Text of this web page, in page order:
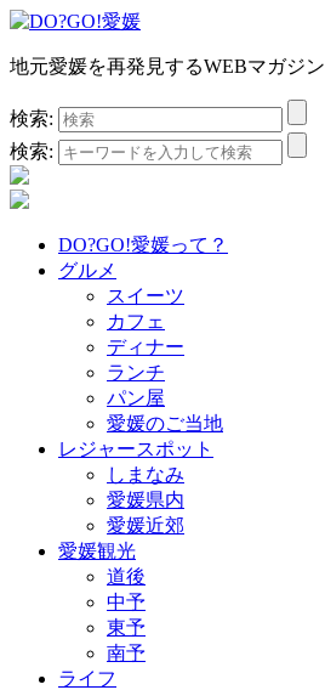
地元愛媛を再発見するWEBマガジン
検索:
検索:
DO?GO!愛媛って？
グルメ
スイーツ
カフェ
ディナー
ランチ
パン屋
愛媛のご当地
レジャースポット
しまなみ
愛媛県内
愛媛近郊
愛媛観光
道後
中予
東予
南予
ライフ